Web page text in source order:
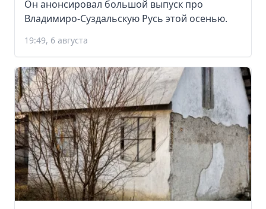
Он анонсировал большой выпуск про
Владимиро-Суздальскую Русь этой осенью.
19:49, 6 августа